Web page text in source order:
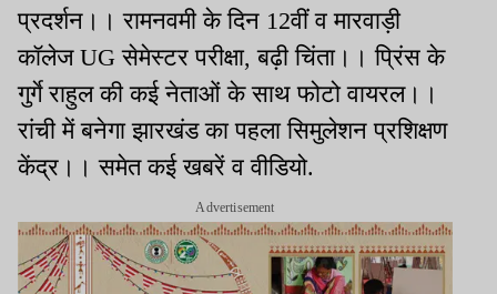
प्रदर्शन।। रामनवमी के दिन 12वीं व मारवाड़ी
कॉलेज UG सेमेस्टर परीक्षा, बढ़ी चिंता।। प्रिंस के
गुर्गे राहुल की कई नेताओं के साथ फोटो वायरल।।
रांची में बनेगा झारखंड का पहला सिमुलेशन प्रशिक्षण
केंद्र।। समेत कई खबरें व वीडियो.
Advertisement